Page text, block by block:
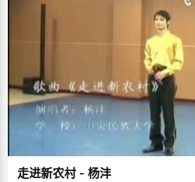
走进新农村 - 杨沣